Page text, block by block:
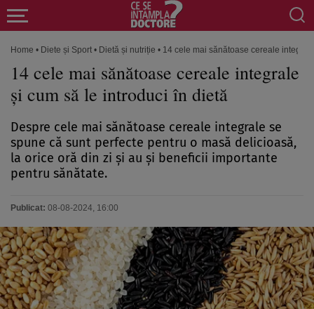
Home • Diete și Sport • Dietă și nutriție • 14 cele mai sănătoase cereale
14 cele mai sănătoase cereale integrale
și cum să le introduci în dietă
Despre cele mai sănătoase cereale integrale se
spune că sunt perfecte pentru o masă delicioasă,
la orice oră din zi și au și beneficii importante
pentru sănătate.
Publicat: 08-08-2024, 16:00